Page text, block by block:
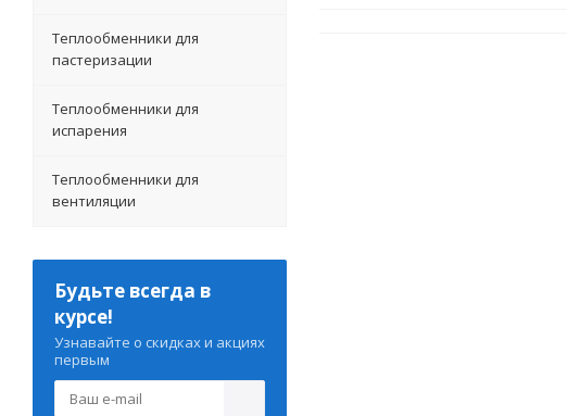
Теплообменники для
пастеризации
Теплообменники для
испарения
Теплообменники для
вентиляции
Будьте всегда в
курсе!
Узнавайте о скидках и акциях
первым